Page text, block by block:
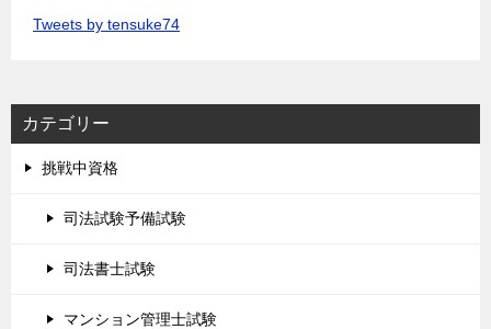
Tweets by tensuke74
カテゴリー
挑戦中資格
司法試験予備試験
司法書士試験
マンション管理士試験